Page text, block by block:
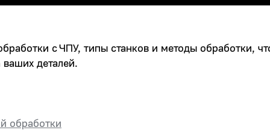
с ЧПУ, типы станков и методы обработки,
ваших деталей.
обработки